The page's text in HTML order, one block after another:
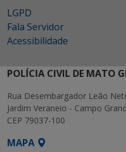
LGPD
Fala Servidor
Acessibilidade
POLÍCIA CIVIL DE MATO
Rua Desembargador Leão
Jardim Veraneio - Campo
CEP 79037-100
MAPA